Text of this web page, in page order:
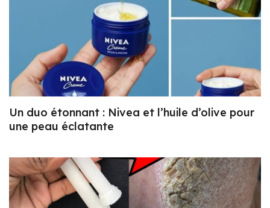
Un duo étonnant : Nivea et l’huile d’olive pour
une peau éclatante